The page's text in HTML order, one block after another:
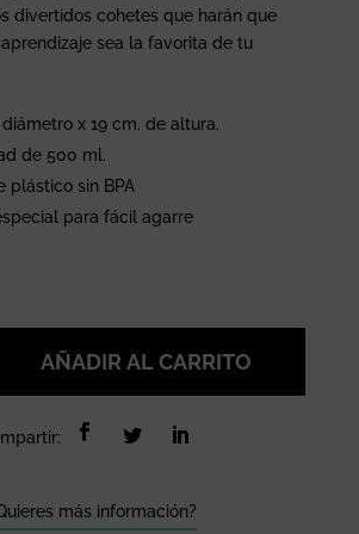
divertidos cohetes que harán que
sea la favorita de tu
x 19 cm. de altura.
de 500 ml.
plástico sin BPA
para fácil agarre
AÑADIR AL CARRITO
más información?